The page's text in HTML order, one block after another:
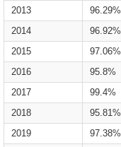
2013
96.29%
2014
96.92%
2015
97.06%
2016
95.8%
2017
99.4%
2018
95.81%
2019
97.38%